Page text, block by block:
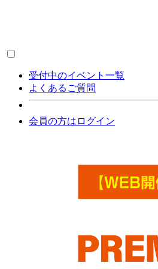
受付中のイベント一覧
よくあるご質問
会員の方はログイン